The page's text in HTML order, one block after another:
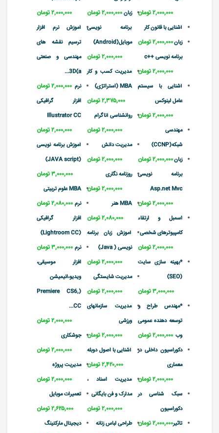
۲,۰۰۰,۰۰۰ تومان
آشنایی با قانون کار
۲,۰۰۰,۰۰۰ تومانزبان
برنامه نویسی ++c
۲,۰۰۰,۰۰۰ تومان
آشنایی با سیستم
عامل لینوکس
۲,۰۰۰,۰۰۰ تومان
مهندسی
شبکه(CCNP)
۲,۰۰۰,۰۰۰ تومانزبان
برنامه نویسی
Asp.net Mvc
۲,۰۰۰,۰۰۰ تومان
اسمبل و ارتقاء
کامپیوترهای شخصی
۲,۰۰۰,۰۰۰ تومان
*بهینه سازی سایت
(SEO)
۳,۰۰۰,۰۰۰ تومان
*مهندس طراح و
توسعه دهنده عمومی
وب ۲,۰۰۰,۰۰۰ تومان
دکوراسیون داخلی در
معماری
۲,۰۰۰,۰۰۰ تومان
سبک شناسی در
دکوراسیون ‌‌‌‌‌‌‌
۲,۰۰۰,۰۰۰ تومانتاثیر
۲,۰۰۰,۰۰۰ تومانزبان
برنامه نویسی
موبایل(Android)
۲,۰۰۰,۰۰۰ تومان
مدیریت کسب و کار
MBA (استراتژی)
۲,۳۷۵,۰۰۰ تومان
روانشناسی آناگرام
۲,۰۰۰,۰۰۰ تومان
مدیریت دانش
۲,۰۰۰,۰۰۰ تومان
روزنامه نگاری
۲,۰۰۰,۰۰۰ تومان
MBA هنر
۲,۰۸۰,۰۰۰ تومان
آموزش زبان برنامه
نویسی ( Java)
۲,۰۰۰,۰۰۰ تومان
مدیریت شایستگی
۲,۰۰۰,۰۰۰ تومان
مدیریت سازمانهای
ورزشی
۲,۰۰۰,۰۰۰ تومان
آشنایی با اصول دوبله
۲,۴۲۰,۰۰۰ تومان
مدیریت اسناد ،
مدارک و فن بایگانی
۲,۰۰۰,۰۰۰ تومان
طراحی لباس زنانه
۲,۰۰۰,۰۰۰ تومان
آموزش نرم افزار
ترسیم نقشه های
مهندسی و صنعتی
3D(a...
۲,۰۰۰,۰۰۰ تومان نرم
افزار گرافیکی
Illustrator CC
۲,۰۰۰,۰۰۰ تومان
آموزش برنامه نویسی
(JAVA script)
۳,۰۰۰,۰۰۰ تومان
MBA علوم تربیتی
۲,۰۸۰,۰۰۰ تومان نرم
افزار گرافیکی
(Lightroom CC)
۳,۰۰۰,۰۰۰ تومان نرم
افزار موسیقی،
ویدیو،انیمیشن
(Premiere CS6,
CC...
۲,۰۰۰,۰۰۰ تومان
جوشکاری
۲,۰۰۰,۰۰۰ تومان
مدیریت پروژه
۲,۰۰۰,۰۰۰ تومان
تعمیرات موبایل
۲,۶۲۵,۰۰۰ تومان
دیجیتال مارکتینگ